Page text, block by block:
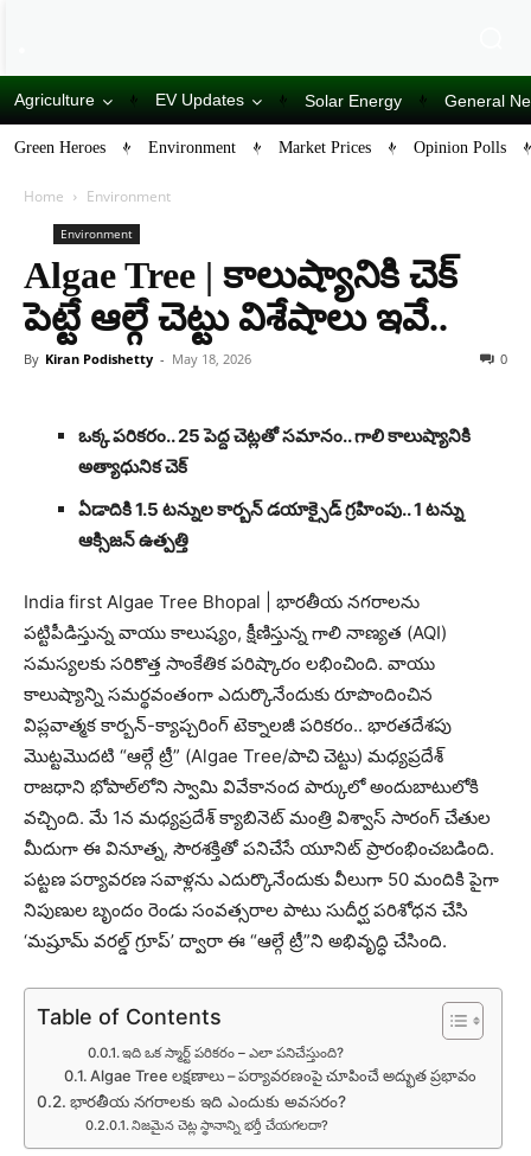
Agriculture EV Updates Solar Energy General
Green Heroes Environment Market Prices Opinion Polls
Home Environment
Environment
Algae Tree | కాలుష్యానికి చెక్
పెట్టే ఆల్గే చెట్టు విశేషాలు ఇవే..
By Kiran Podishetty - May 18, 2026 0
ఒక్క పరికరం.. 25 పెద్ద చెట్లతో సమానం.. గాలి కాలుష్యానికి
అత్యాధునిక చెక్
ఏడాదికి 1.5 టన్నుల కార్బన్ డయాక్సైడ్ గ్రహింపు.. 1 టన్ను
ఆక్సిజన్ ఉత్పత్తి
India first Algae Tree Bhopal | భారతీయ నగరాలను
పట్టిపీడిస్తున్న వాయు కాలుష్యం, క్షీణిస్తున్న గాలి నాణ్యత (AQI)
సమస్యలకు సరికొత్త సాంకేతిక పరిష్కారం లభించింది. వాయు
కాలుష్యాన్ని సమర్థవంతంగా ఎదుర్కొనేందుకు రూపొందించిన
విప్లవాత్మక కార్బన్-క్యాప్చరింగ్ టెక్నాలజీ పరికరం.. భారతదేశపు
మొట్టమొదటి “ఆల్గే ట్రీ” (Algae Tree/పాచి చెట్టు) మధ్యప్రదేశ్‌
రాజధాని భోపాల్‌లోని స్వామి వివేకానంద పార్కులో అందుబాటులోకి
వచ్చింది. మే 1న మధ్యప్రదేశ్ క్యాబినెట్ మంత్రి విశ్వాస్ సారంగ్ చేతుల
మీదుగా ఈ వినూత్న, సౌరశక్తితో పనిచేసే యూనిట్ ప్రారంభించబడింది.
పట్టణ పర్యావరణ సవాళ్లను ఎదుర్కొనేందుకు వీలుగా 50 మందికి పైగా
నిపుణుల బృందం రెండు సంవత్సరాల పాటు సుదీర్ఘ పరిశోధన చేసి
‘మష్రూమ్ వరల్డ్ గ్రూప్’ ద్వారా ఈ “ఆల్గే ట్రీ”ని అభివృద్ధి చేసింది.
Table of Contents
ఇది ఒక స్మార్ట్ పరికరం – ఎలా పనిచేస్తుంది?
Algae Tree లక్షణాలు – పర్యావరణంపై చూపించే అద్భుత ప్రభావం
భారతీయ నగరాలకు ఇది ఎందుకు అవసరం?
నిజమైన చెట్ల స్థానాన్ని భర్తీ చేయగలదా?